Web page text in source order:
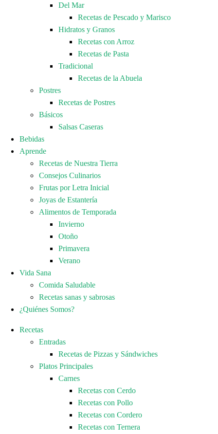
Del Mar
Recetas de Pescado y Marisco
Hidratos y Granos
Recetas con Arroz
Recetas de Pasta
Tradicional
Recetas de la Abuela
Postres
Recetas de Postres
Básicos
Salsas Caseras
Bebidas
Aprende
Recetas de Nuestra Tierra
Consejos Culinarios
Frutas por Letra Inicial
Joyas de Estantería
Alimentos de Temporada
Invierno
Otoño
Primavera
Verano
Vida Sana
Comida Saludable
Recetas sanas y sabrosas
¿Quiénes Somos?
Recetas
Entradas
Recetas de Pizzas y Sándwiches
Platos Principales
Carnes
Recetas con Cerdo
Recetas con Pollo
Recetas con Cordero
Recetas con Ternera